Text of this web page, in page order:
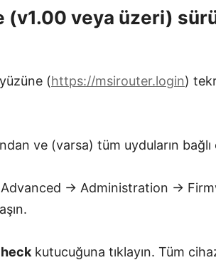
(v1.00 veya üzeri)
(https://msirouter.login)
ve (varsa) tüm uyduların
Advanced → Administration →
kutucuğuna tıklayın. Tüm